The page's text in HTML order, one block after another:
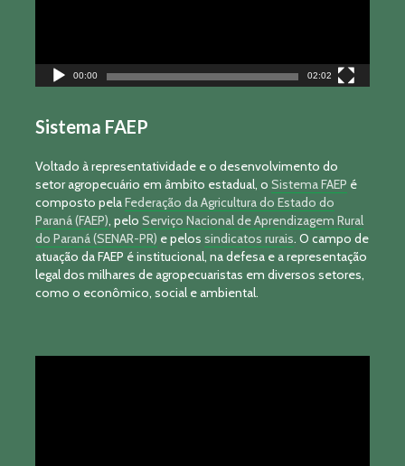
00:00 02:02
Sistema FAEP
Voltado à representatividade e o desenvolvimento do
setor agropecuário em âmbito estadual, o Sistema FAEP é
composto pelaFederação da Agricultura do Estado do
Paraná (FAEP), pelo Serviço Nacional de Aprendizagem Rural
do Paraná (SENAR-PR) e pelos sindicatos rurais. O campo de
atuação da FAEP é institucional, na defesa e a representação
legal dos milhares de agropecuaristas em diversos setores,
como o econômico, social e ambiental.